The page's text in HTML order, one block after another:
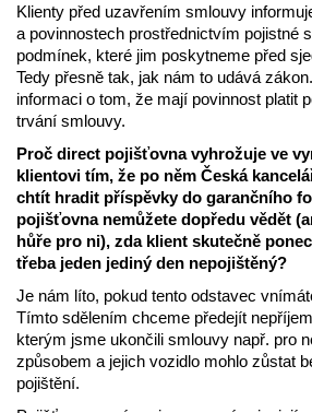
Klienty před uzavřením smlouvy
a povinnostech prostřednictvím pojistné
podmínek, které jim poskytneme před
Tedy přesně tak, jak nám to udává
informaci o tom, že mají povinnost platit
trvání smlouvy.
Proč direct pojišťovna vyhrožuje ve
klientovi tím, že po něm Česká
chtít hradit příspěvky do garančního
pojišťovna nemůžete dopředu vědět
hůře pro ni), zda klient skutečně
třeba jeden jediný den nepojištěný?
Je nám líto, pokud tento odstavec
Tímto sdělením chceme předejít
kterým jsme ukončili smlouvy např. pro
způsobem a jejich vozidlo mohlo zůstat
pojištění.